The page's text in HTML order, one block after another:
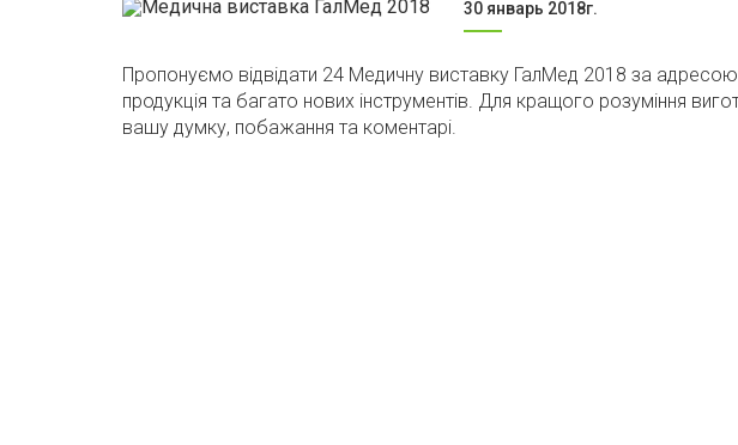
30 январь 2018г.
Пропонуємо відвідати 24 Медичну виставку ГалМед 2018 за
продукція та багато нових інструментів. Для кращого розуміння
вашу думку, побажання та коментарі.